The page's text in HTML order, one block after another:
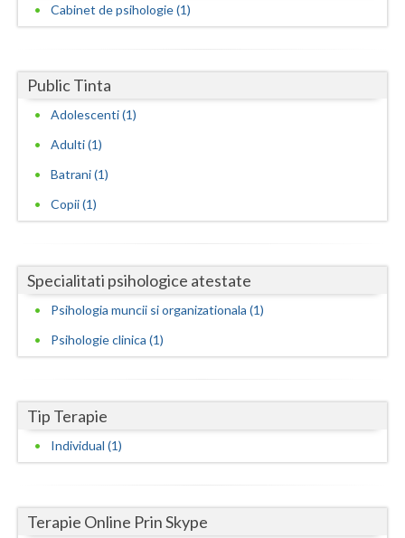
Hunedoara
Iasi
Ilfov
Neamt
Prahova
Satu-Mare
Sibiu
Teleorman
Cabinet de psihologie (1)
Public Tinta
Adolescenti (1)
Adulti (1)
Batrani (1)
Copii (1)
Specialitati psihologice atestate
Psihologia muncii si organizationala (1)
Psihologie clinica (1)
Tip Terapie
Individual (1)
Terapie Online Prin Skype